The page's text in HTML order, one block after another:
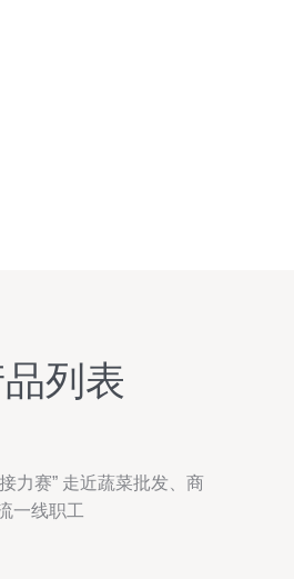
列表